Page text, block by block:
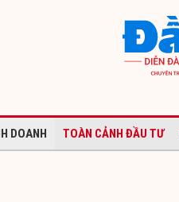
DOANH TOÀN CẢNH ĐẦU TƯ